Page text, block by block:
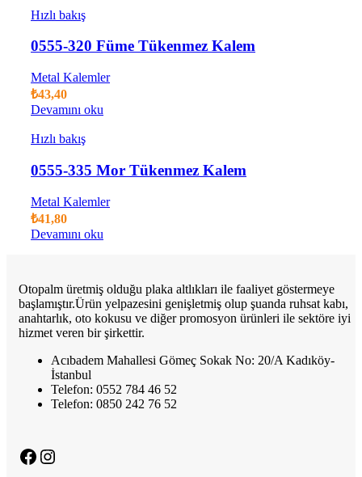
Hızlı bakış
0555-320 Füme Tükenmez Kalem
Metal Kalemler
₺43,40
Devamını oku
Hızlı bakış
0555-335 Mor Tükenmez Kalem
Metal Kalemler
₺41,80
Devamını oku
Otopalm üretmiş olduğu plaka altlıkları ile faaliyet göstermeye
başlamıştır.Ürün yelpazesini genişletmiş olup şuanda ruhsat kabı,
anahtarlık, oto kokusu ve diğer promosyon ürünleri ile sektöre iyi
hizmet veren bir şirkettir.
Acıbadem Mahallesi Gömeç Sokak No: 20/A Kadıköy-
İstanbul
Telefon: 0552 784 46 52
Telefon: 0850 242 76 52